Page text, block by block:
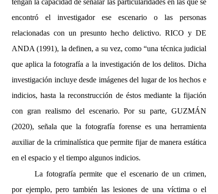
tengan la capacidad de señalar las particularidades en las que se
encontró el investigador ese escenario o las personas
relacionadas con un presunto hecho delictivo. RICO y DE
ANDA (1991), la definen, a su vez, como “una técnica judicial
que aplica la fotografía a la investigación de los delitos. Dicha
investigación incluye desde imágenes del lugar de los hechos e
indicios, hasta la reconstrucción de éstos mediante la fijación
con gran realismo del escenario. Por su parte, GUZMÁN
(2020), señala que la fotografía forense es una herramienta
auxiliar de la criminalística que permite fijar de manera estática
en el espacio y el tiempo algunos indicios.
La fotografía permite que el escenario de un crimen,
por ejemplo, pero también las lesiones de una víctima o el